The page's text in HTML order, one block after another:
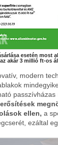
esetén most
az akár 3 millió ft-os
modern
ellen, a
ezáltal